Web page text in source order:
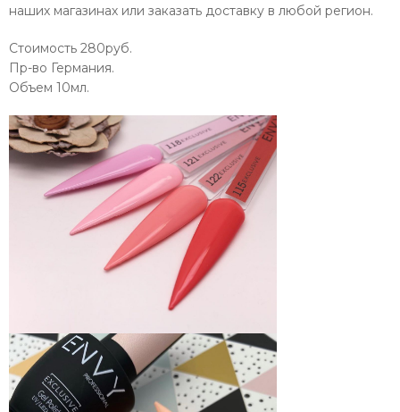
наших магазинах или заказать доставку в любой регион.
Стоимость 280руб.
Пр-во Германия.
Объем 10мл.